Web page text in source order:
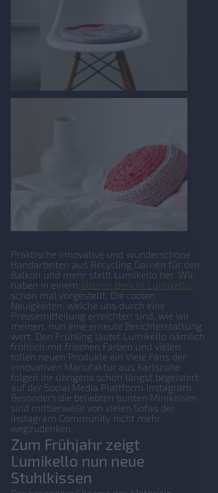
Praktische innovative und wunderschöne
Handarbeiten aus Recycling Garnen für den
Balkon und mehr stellt Lumikello her. Wir
haben in einem
schon mal vorgestellt. Die coolen
Neuigkeiten, welche uns durch eine
Pressemitteilung erreichten sind, wie wir
meinen, nun eine erneute Berichterstattung
wert. Den Frühling läutet Lumikello nämlich
fröhlich mit frischen Farben und vielen
tollen neuen Produkte ein Viele Fans der
innovativen Manufaktur aus Karlsruhe
folgen ihr übrigens schon längst begeistert
auf der Social Media Plattform Instagram.
Besonders die beliebten bunten Minikissen
sind mittlerweile von vielen Sofas der
Instagram Community nicht mehr
wegzudenken.
Zum Frühjahr zeigt
Lumikello nun neue
Stuhlkissen